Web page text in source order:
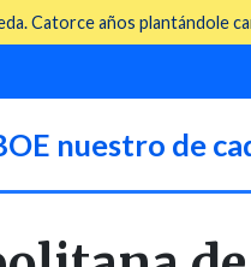
Catorce años plantándole
nuestro de